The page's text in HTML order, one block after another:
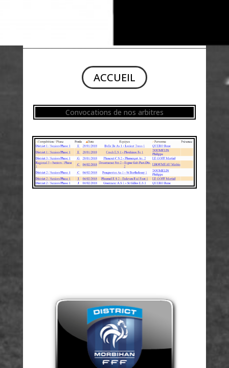
ACCUEIL
Convocations de nos arbitres